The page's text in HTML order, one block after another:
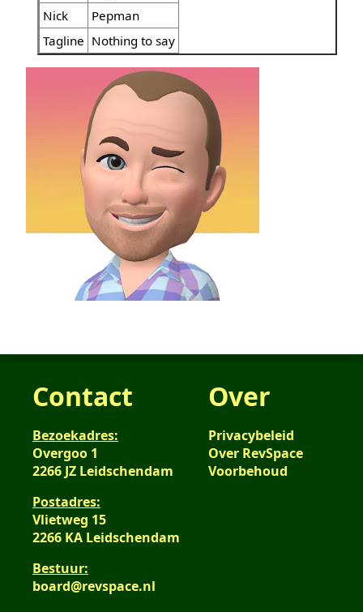
Nick
Pepman
Tagline Nothing to say
Contact
Bezoekadres:
Overgoo 1
2266 JZ Leidschendam
Postadres:
Vlietweg 15
2266 KA Leidschendam
Bestuur:
board@revspace.nl
Over
Privacybeleid
Over RevSpace
Voorbehoud